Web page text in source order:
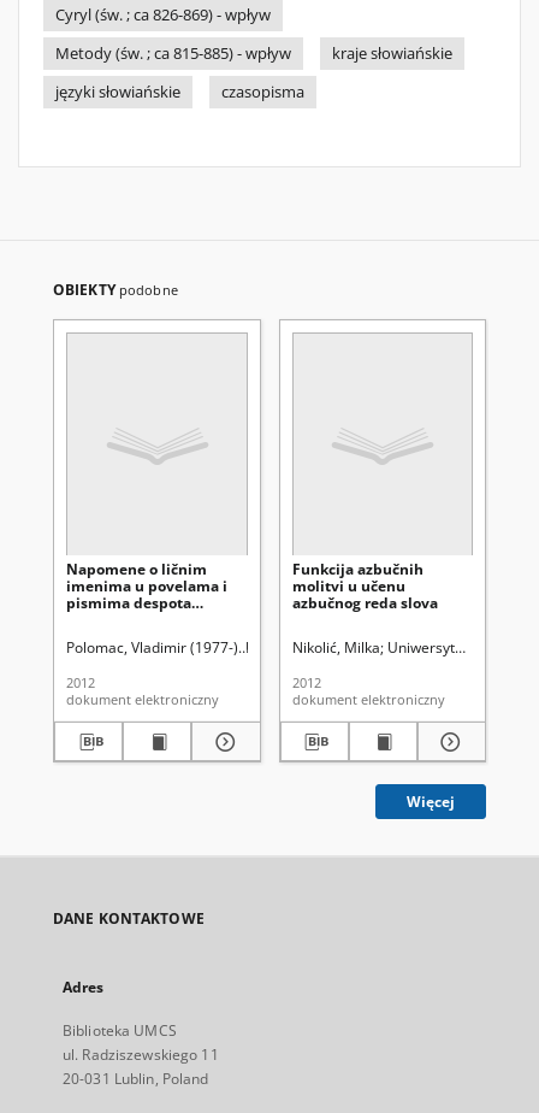
Cyryl (św. ; ca 826-869) - wpływ
Metody (św. ; ca 815-885) - wpływ
kraje słowiańskie
języki słowiańskie
czasopisma
OBIEKTY podobne
Napomene o ličnim
imenima u povelama i
pismima despota
Polomac, Vladimir (1977-) Uniwersytet Marii Curie-Skłodowskiej
2012
dokument elektroniczny
Funkcija azbučnih
molitvi u učenu
azbučnog reda slova
Nikolić, Milka Uniwersytet Marii
2012
dokument elektroniczny
Więcej
DANE KONTAKTOWE
Adres
Biblioteka UMCS
ul. Radziszewskiego 11
20-031 Lublin, Poland